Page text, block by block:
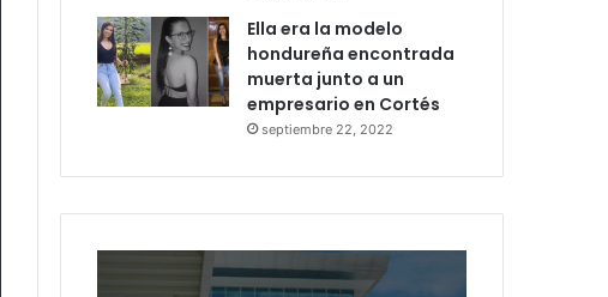
Ella era la modelo
hondureña encontrada
muerta junto a un
empresario en Cortés
septiembre 22, 2022